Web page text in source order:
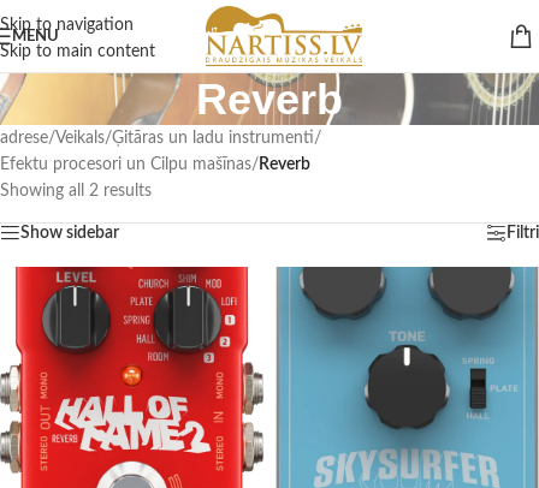
Skip to navigation
Skip to main content
MENU
Reverb
adrese/Veikals/Ģitāras un ladu instrumenti/
Efektu procesori un Cilpu mašīnas/ Reverb
Showing all 2 results
Show sidebar Filtri